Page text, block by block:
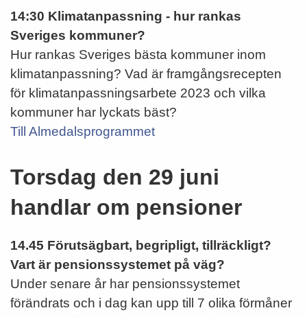
14:30 Klimatanpassning - hur rankas
Sveriges kommuner?
Hur rankas Sveriges bästa kommuner inom
klimatanpassning? Vad är framgångsrecepten
för klimatanpassningsarbete 2023 och vilka
kommuner har lyckats bäst?
Till Almedalsprogrammet
Torsdag den 29 juni
handlar om pensioner
14.45 Förutsägbart, begripligt, tillräckligt?
Vart är pensionssystemet på väg?
Under senare år har pensionssystemet
förändrats och i dag kan upp till 7 olika förmåner